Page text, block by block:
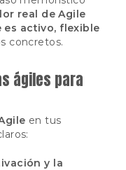
real de Agile
es activo, flexible
concretos.
ágiles para
en tus
y la